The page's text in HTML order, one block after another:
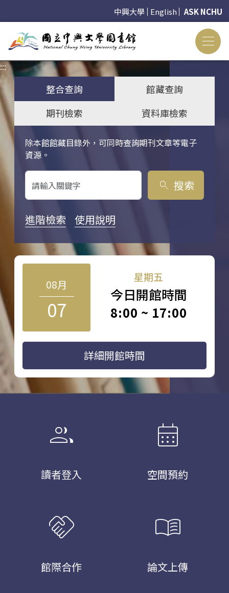
中興大學 English ASK NCHU
:::
整合查詢
館藏查詢
期刊檢索
資料庫檢索
除本館館藏目錄外，可同時查詢期刊文章等電子
資源。
關鍵字搜尋
search 搜索
進階檢索 使用說明
08月
07
星期五
今日開館時間
8:00 ~ 17:00
詳細開館時間
group
讀者登入
calendar_month
空間預約
handshake
館際合作
menu_book
論文上傳